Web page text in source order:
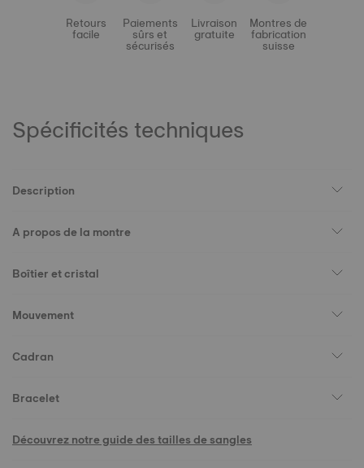
Retours
facile
Paiements
sûrs et
sécurisés
Livraison
gratuite
Montres de
fabrication
suisse
Spécificités techniques
Description
A propos de la montre
Boîtier et cristal
Mouvement
Cadran
Bracelet
Découvrez notre guide des tailles de sangles